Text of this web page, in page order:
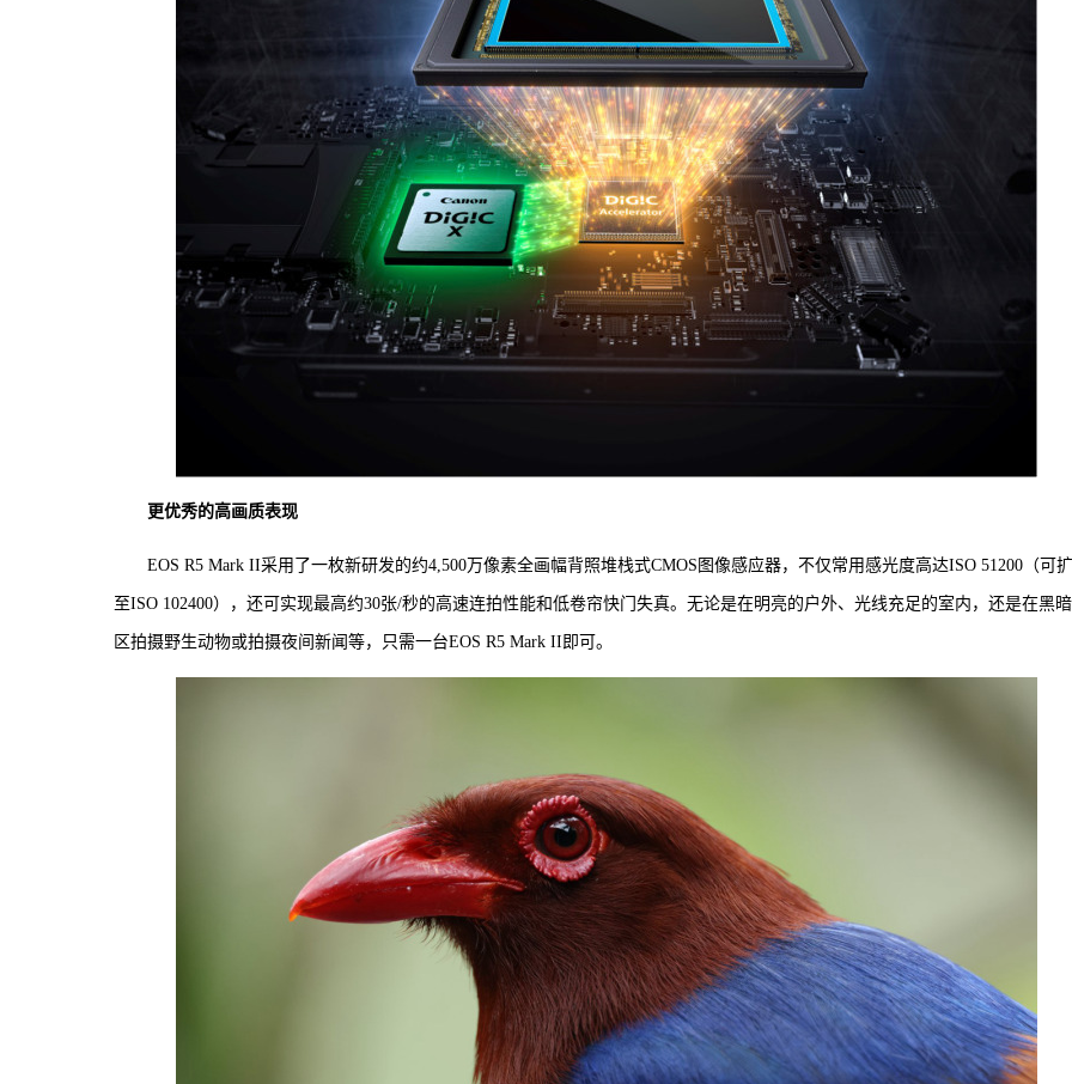
更优秀的高画质表现
EOS R5 Mark II采用了一枚新研发的约4,500万像素全画幅背照堆栈式CMOS图像感应器，不仅常用感光度高达ISO 51200（可
至ISO 102400），还可实现最高约30张/秒的高速连拍性能和低卷帘快门失真。无论是在明亮的户外、光线充足的室内，还是在黑
区拍摄野生动物或拍摄夜间新闻等，只需一台EOS R5 Mark II即可。